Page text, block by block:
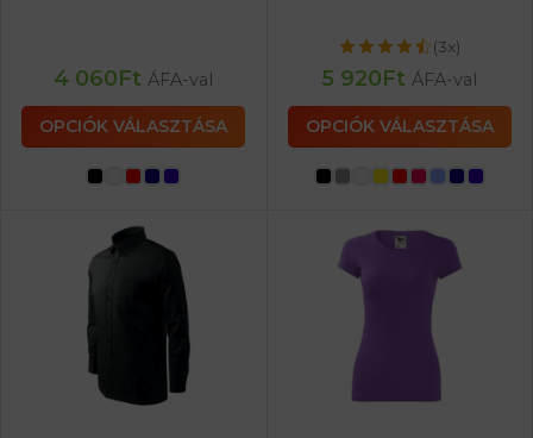
4 060Ft ÁFA-val
OPCIÓK VÁLASZTÁSA
(3x)
5 920Ft ÁFA-val
OPCIÓK VÁLASZTÁSA